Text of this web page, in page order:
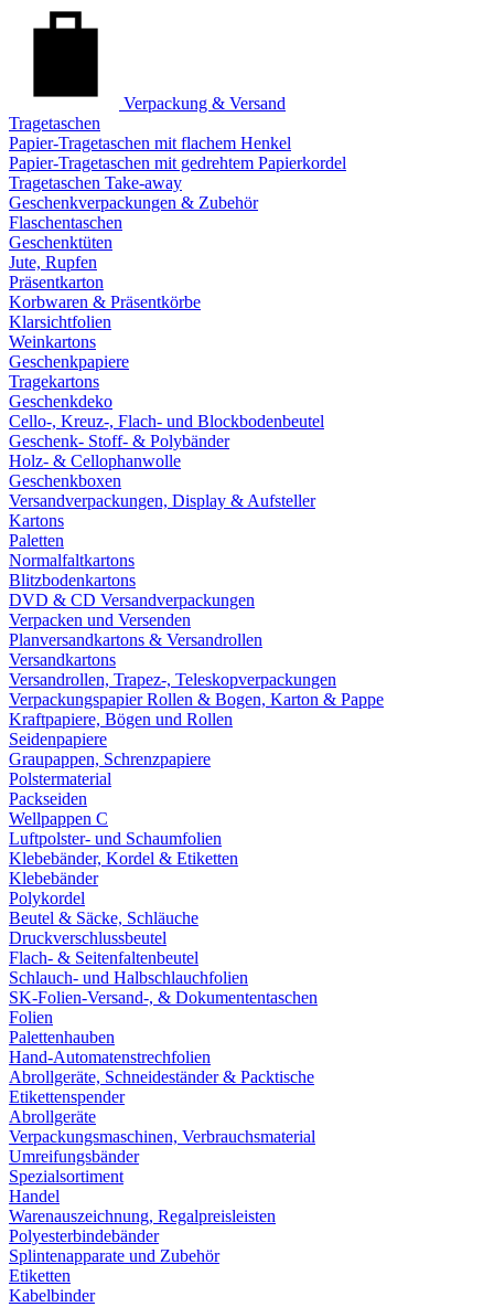
Verpackung & Versand
Tragetaschen
Papier-Tragetaschen mit flachem Henkel
Papier-Tragetaschen mit gedrehtem Papierkordel
Tragetaschen Take-away
Geschenkverpackungen & Zubehör
Flaschentaschen
Geschenktüten
Jute, Rupfen
Präsentkarton
Korbwaren & Präsentkörbe
Klarsichtfolien
Weinkartons
Geschenkpapiere
Tragekartons
Geschenkdeko
Cello-, Kreuz-, Flach- und Blockbodenbeutel
Geschenk- Stoff- & Polybänder
Holz- & Cellophanwolle
Geschenkboxen
Versandverpackungen, Display & Aufsteller
Kartons
Paletten
Normalfaltkartons
Blitzbodenkartons
DVD & CD Versandverpackungen
Verpacken und Versenden
Planversandkartons & Versandrollen
Versandkartons
Versandrollen, Trapez-, Teleskopverpackungen
Verpackungspapier Rollen & Bogen, Karton & Pappe
Kraftpapiere, Bögen und Rollen
Seidenpapiere
Graupappen, Schrenzpapiere
Polstermaterial
Packseiden
Wellpappen C
Luftpolster- und Schaumfolien
Klebebänder, Kordel & Etiketten
Klebebänder
Polykordel
Beutel & Säcke, Schläuche
Druckverschlussbeutel
Flach- & Seitenfaltenbeutel
Schlauch- und Halbschlauchfolien
SK-Folien-Versand-, & Dokumententaschen
Folien
Palettenhauben
Hand-Automatenstrechfolien
Abrollgeräte, Schneideständer & Packtische
Etikettenspender
Abrollgeräte
Verpackungsmaschinen, Verbrauchsmaterial
Umreifungsbänder
Spezialsortiment
Handel
Warenauszeichnung, Regalpreisleisten
Polyesterbindebänder
Splintenapparate und Zubehör
Etiketten
Kabelbinder